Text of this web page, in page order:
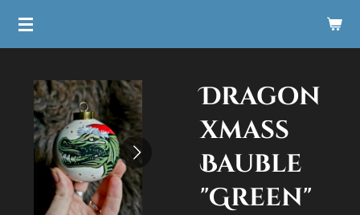
Ga
hoofdinhoud
Dragon
xmass
Bauble
"Green"